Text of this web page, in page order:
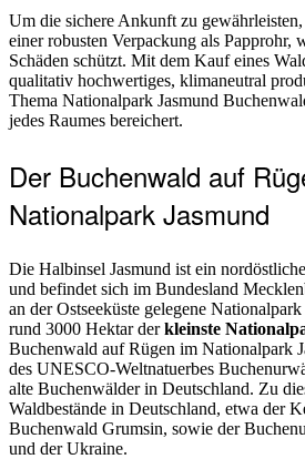
Um die sichere Ankunft zu
einer robusten Verpackung als Papprohr,
Schäden schützt. Mit dem Kauf eines
qualitativ hochwertiges, klimaneutral
Thema Nationalpark Jasmund
jedes Raumes bereichert.
Der Buchenwald auf
Nationalpark Jasmund
Die Halbinsel Jasmund ist ein
und befindet sich im Bundesland
an der Ostseeküste gelegene
rund 3000 Hektar derkleinste
Buchenwald auf Rügen im Nationalpark
des UNESCO-Weltnatuerbes
alte Buchenwälder in Deutschland. Zu
Waldbestände in Deutschland, etwa der
Buchenwald Grumsin, sowie der
und der Ukraine.